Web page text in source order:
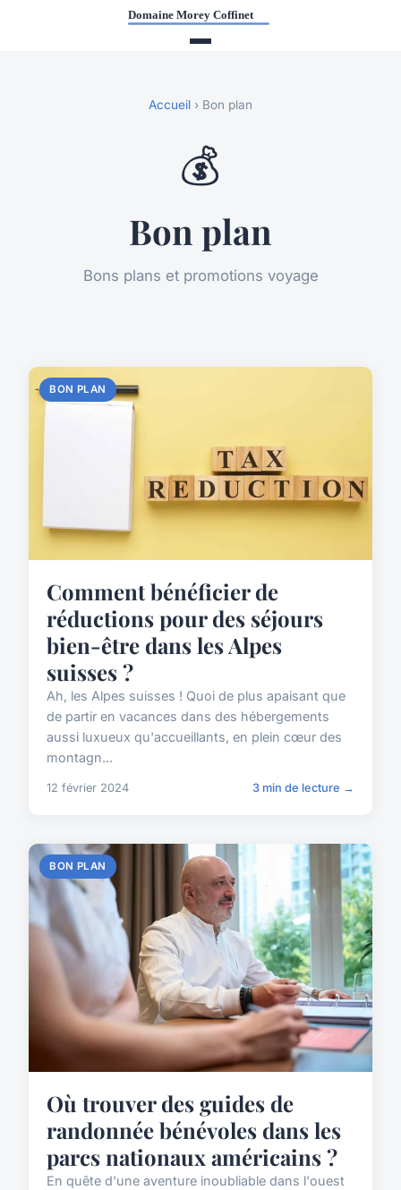
Accueil › Bon plan
💰
Bon plan
Bons plans et promotions voyage
BON PLAN
Comment bénéficier de
réductions pour des séjours
bien-être dans les Alpes
suisses ?
Ah, les Alpes suisses ! Quoi de plus apaisant que
de partir en vacances dans des hébergements
aussi luxueux qu'accueillants, en plein cœur des
montagn...
12 février 2024 3 min de lecture →
BON PLAN
Où trouver des guides de
randonnée bénévoles dans les
parcs nationaux américains ?
En quête d'une aventure inoubliable dans l'ouest